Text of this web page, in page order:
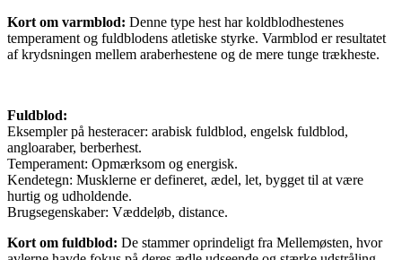
Kort om varmblod: Denne type hest har koldblodhestenes
temperament og fuldblodens atletiske styrke. Varmblod er resultatet
af krydsningen mellem araberhestene og de mere tunge trækheste.
Fuldblod:
Eksempler på hesteracer: arabisk fuldblod, engelsk fuldblod,
angloaraber, berberhest.
Temperament: Opmærksom og energisk.
Kendetegn: Musklerne er defineret, ædel, let, bygget til at være
hurtig og udholdende.
Brugsegenskaber: Væddeløb, distance.
Kort om fuldblod: De stammer oprindeligt fra Mellemøsten, hvor